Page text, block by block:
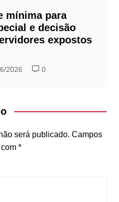
mínima para
e decisão
expostos
2026 0
será publicado. Campos
*